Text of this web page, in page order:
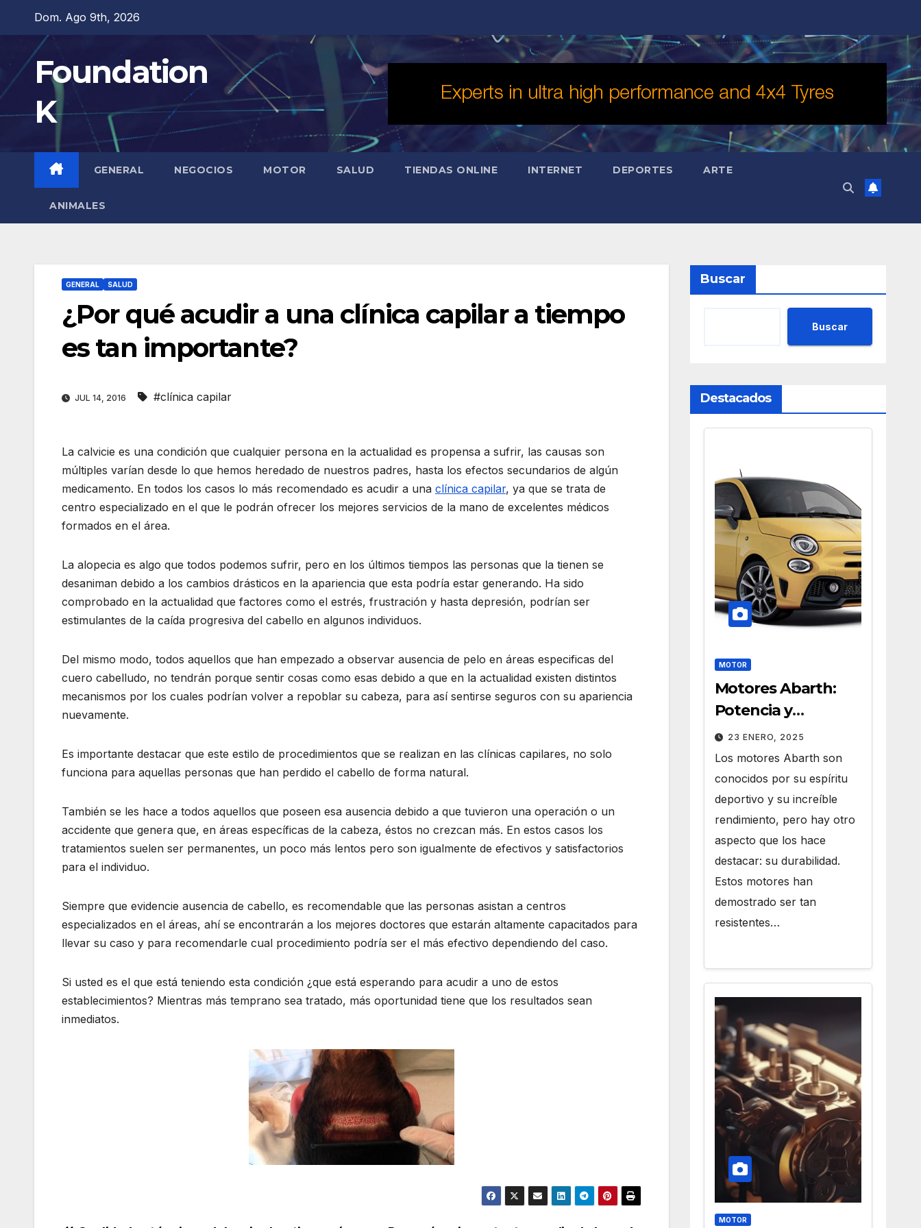
contenido
Dom. Ago 9th, 2026
Foundation
K
GENERAL NEGOCIOS MOTOR SALUD TIENDAS ONLINE INTERNET DEPORTES ARTE
ANIMALES
GENERAL SALUD
¿Por qué acudir a una clínica capilar a tiempo
es tan importante?
JUL 14, 2016 #clínica capilar
La calvicie es una condición que cualquier persona en la actualidad es propensa a sufrir, las causas son
múltiples varían desde lo que hemos heredado de nuestros padres, hasta los efectos secundarios de algún
medicamento. En todos los casos lo más recomendado es acudir a una clínica capilar, ya que se trata de
centro especializado en el que le podrán ofrecer los mejores servicios de la mano de excelentes médicos
formados en el área.
La alopecia es algo que todos podemos sufrir, pero en los últimos tiempos las personas que la tienen se
desaniman debido a los cambios drásticos en la apariencia que esta podría estar generando. Ha sido
comprobado en la actualidad que factores como el estrés, frustración y hasta depresión, podrían ser
estimulantes de la caída progresiva del cabello en algunos individuos.
Del mismo modo, todos aquellos que han empezado a observar ausencia de pelo en áreas especificas del
cuero cabelludo, no tendrán porque sentir cosas como esas debido a que en la actualidad existen distintos
mecanismos por los cuales podrían volver a repoblar su cabeza, para así sentirse seguros con su apariencia
nuevamente.
Es importante destacar que este estilo de procedimientos que se realizan en las clínicas capilares, no solo
funciona para aquellas personas que han perdido el cabello de forma natural.
También se les hace a todos aquellos que poseen esa ausencia debido a que tuvieron una operación o un
accidente que genera que, en áreas específicas de la cabeza, éstos no crezcan más. En estos casos los
tratamientos suelen ser permanentes, un poco más lentos pero son igualmente de efectivos y satisfactorios
para el individuo.
Siempre que evidencie ausencia de cabello, es recomendable que las personas asistan a centros
especializados en el áreas, ahí se encontrarán a los mejores doctores que estarán altamente capacitados para
llevar su caso y para recomendarle cual procedimiento podría ser el más efectivo dependiendo del caso.
Si usted es el que está teniendo esta condición ¿que está esperando para acudir a uno de estos
establecimientos? Mientras más temprano sea tratado, más oportunidad tiene que los resultados sean
inmediatos.
Buscar
Buscar
Destacados
MOTOR
Motores Abarth:
Potencia y
Durabilidad que
Perduran en el
Tiempo
23 ENERO, 2025
Los motores Abarth son
conocidos por su espíritu
deportivo y su increíble
rendimiento, pero hay otro
aspecto que los hace
destacar: su durabilidad.
Estos motores han
demostrado ser tan
resistentes…
MOTOR